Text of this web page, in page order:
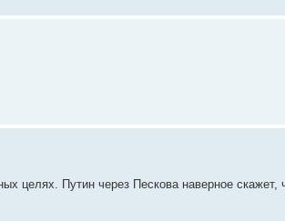
целях. Путин через Пескова наверное скажет,